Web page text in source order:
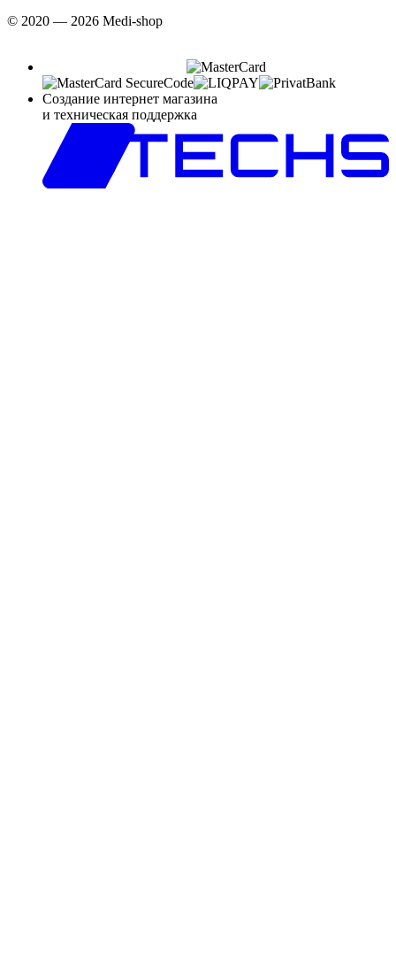
© 2020 — 2026 Medi-shop
Создание интернет магазина
и техническая поддержка